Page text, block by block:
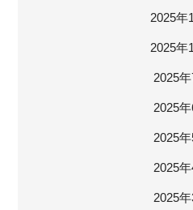
2025年
2025年
2025
2025
2025
2025
2025